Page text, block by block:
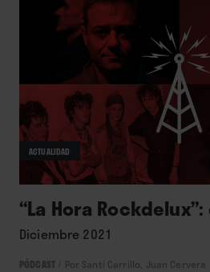
ACTUALIDAD
“La Hora
Diciembre 2021
PÓDCAST Por Santi Carrillo, Juan Cervera